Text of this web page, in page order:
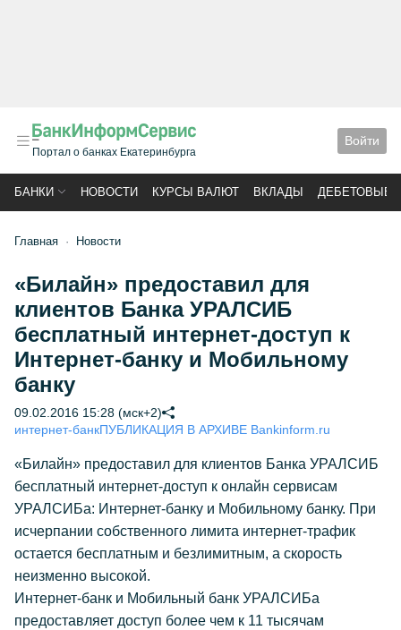
Портал о банках Екатеринбурга
Войти
БАНКИ НОВОСТИ КУРСЫ ВАЛЮТ ВКЛАДЫ ДЕБЕТОВЫЕ
Главная Новости
«Билайн» предоставил для
клиентов Банка УРАЛСИБ
бесплатный интернет-доступ к
Интернет-банку и Мобильному
банку
09.02.2016 15:28 (мск+2)
интернет-банкПУБЛИКАЦИЯ В АРХИВЕ Bankinform.ru
«Билайн» предоставил для клиентов Банка УРАЛСИБ
бесплатный интернет-доступ к онлайн сервисам
УРАЛСИБа: Интернет-банку и Мобильному банку. При
исчерпании собственного лимита интернет-трафик
остается бесплатным и безлимитным, а скорость
неизменно высокой.
Интернет-банк и Мобильный банк УРАЛСИБа
предоставляет доступ более чем к 11 тысячам